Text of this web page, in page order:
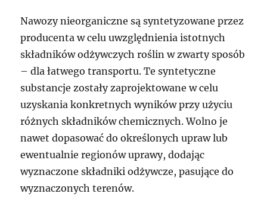
Nawozy nieorganiczne są syntetyzowane przez
producenta w celu uwzględnienia istotnych
składników odżywczych roślin w zwarty sposób
– dla łatwego transportu. Te syntetyczne
substancje zostały zaprojektowane w celu
uzyskania konkretnych wyników przy użyciu
różnych składników chemicznych. Wolno je
nawet dopasować do określonych upraw lub
ewentualnie regionów uprawy, dodając
wyznaczone składniki odżywcze, pasujące do
wyznaczonych terenów.